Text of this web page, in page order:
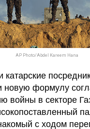
AP Photo/Abdel Kareem Hana
катарские
новую формулу
войны в секторе
с ходом